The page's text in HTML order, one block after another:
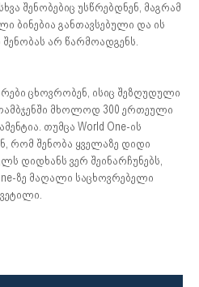
შენობებიც უსწრებდნენ, მაგრამ
ბინებია განთავსებული და ის
არ წარმოადგენს.
ცხოვრობენ, ისიც შეზღუდული
მხოლოდ 300 ერთეული
თუმცა World One-ის
რომ შენობა ყველაზე დიდი
დიდხანს ვერ შეინარჩუნებს,
ზე მაღალი საცხოვრებელი